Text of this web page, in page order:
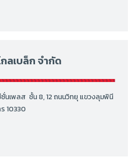
ลเบล็ก จำกัด
นเพลส ชั้น 8, 12 ถนนวิทยุ แขวงลุมพินี
10330